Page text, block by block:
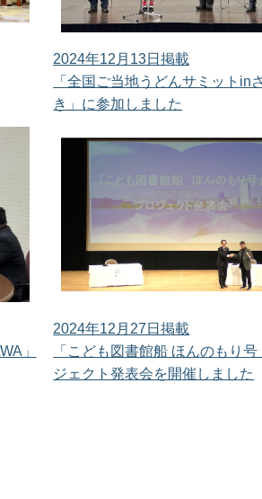
2024年12月13日掲載
「全国ご当地うどんサミットin
き」に参加しました
」
2024年12月27日掲載
「こども図書館船 ほんのもり
ジェクト発表会を開催しました